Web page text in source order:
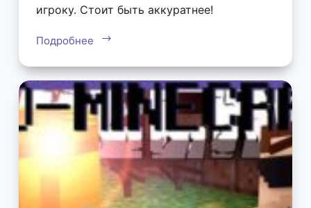
игроку. Стоит быть аккуратнее!
Подробнее